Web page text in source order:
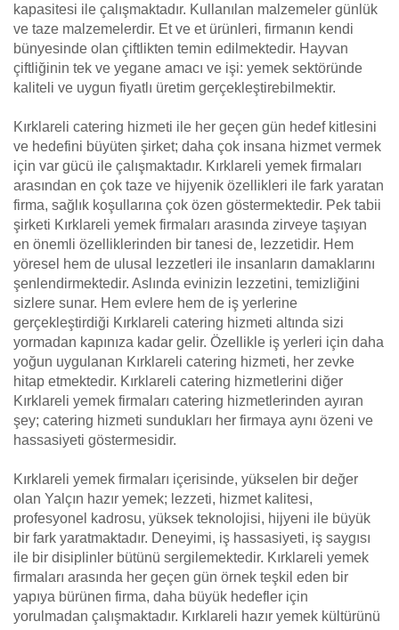
kapasitesi ile çalışmaktadır. Kullanılan malzemeler günlük
ve taze malzemelerdir. Et ve et ürünleri, firmanın kendi
bünyesinde olan çiftlikten temin edilmektedir. Hayvan
çiftliğinin tek ve yegane amacı ve işi: yemek sektöründe
kaliteli ve uygun fiyatlı üretim gerçekleştirebilmektir.
Kırklareli catering hizmeti ile her geçen gün hedef kitlesini
ve hedefini büyüten şirket; daha çok insana hizmet vermek
için var gücü ile çalışmaktadır. Kırklareli yemek firmaları
arasından en çok taze ve hijyenik özellikleri ile fark yaratan
firma, sağlık koşullarına çok özen göstermektedir. Pek tabii
şirketi Kırklareli yemek firmaları arasında zirveye taşıyan
en önemli özelliklerinden bir tanesi de, lezzetidir. Hem
yöresel hem de ulusal lezzetleri ile insanların damaklarını
şenlendirmektedir. Aslında evinizin lezzetini, temizliğini
sizlere sunar. Hem evlere hem de iş yerlerine
gerçekleştirdiği Kırklareli catering hizmeti altında sizi
yormadan kapınıza kadar gelir. Özellikle iş yerleri için daha
yoğun uygulanan Kırklareli catering hizmeti, her zevke
hitap etmektedir. Kırklareli catering hizmetlerini diğer
Kırklareli yemek firmaları catering hizmetlerinden ayıran
şey; catering hizmeti sundukları her firmaya aynı özeni ve
hassasiyeti göstermesidir.
Kırklareli yemek firmaları içerisinde, yükselen bir değer
olan Yalçın hazır yemek; lezzeti, hizmet kalitesi,
profesyonel kadrosu, yüksek teknolojisi, hijyeni ile büyük
bir fark yaratmaktadır. Deneyimi, iş hassasiyeti, iş saygısı
ile bir disiplinler bütünü sergilemektedir. Kırklareli yemek
firmaları arasında her geçen gün örnek teşkil eden bir
yapıya bürünen firma, daha büyük hedefler için
yorulmadan çalışmaktadır. Kırklareli hazır yemek kültürünü